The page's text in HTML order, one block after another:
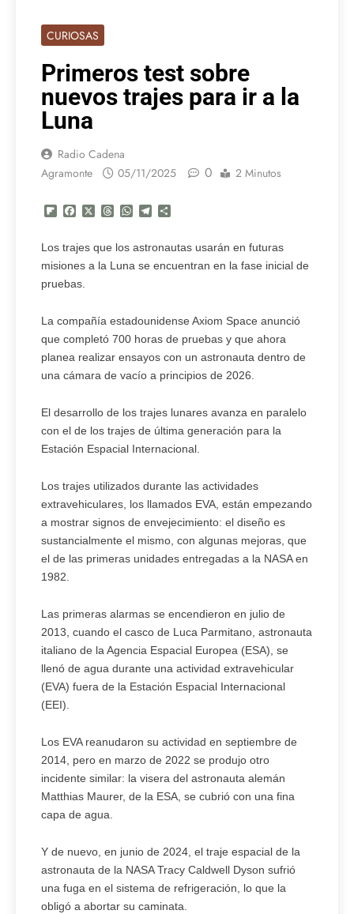
CURIOSAS
Primeros test sobre
nuevos trajes para ir a la
Luna
Radio Cadena
Agramonte
05/11/2025 0 2 Minutos
Flipboard
FacebookThreadsWhatsApp
Telegram
Los trajes que los astronautas usarán en futuras
misiones a la Luna se encuentran en la fase inicial de
pruebas.
La compañía estadounidense Axiom Space anunció
que completó 700 horas de pruebas y que ahora
planea realizar ensayos con un astronauta dentro de
una cámara de vacío a principios de 2026.
El desarrollo de los trajes lunares avanza en paralelo
con el de los trajes de última generación para la
Estación Espacial Internacional.
Los trajes utilizados durante las actividades
extravehiculares, los llamados EVA, están empezando
a mostrar signos de envejecimiento: el diseño es
sustancialmente el mismo, con algunas mejoras, que
el de las primeras unidades entregadas a la NASA en
1982.
Las primeras alarmas se encendieron en julio de
2013, cuando el casco de Luca Parmitano, astronauta
italiano de la Agencia Espacial Europea (ESA), se
llenó de agua durante una actividad extravehicular
(EVA) fuera de la Estación Espacial Internacional
(EEI).
Los EVA reanudaron su actividad en septiembre de
2014, pero en marzo de 2022 se produjo otro
incidente similar: la visera del astronauta alemán
Matthias Maurer, de la ESA, se cubrió con una fina
capa de agua.
Y de nuevo, en junio de 2024, el traje espacial de la
astronauta de la NASA Tracy Caldwell Dyson sufrió
una fuga en el sistema de refrigeración, lo que la
obligó a abortar su caminata.